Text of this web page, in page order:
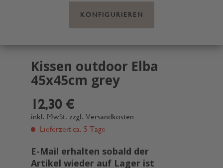
Dieser Artikel steht derzeit nicht
Kissen outdoor Elba
45x45cm grey
12,30 €
inkl. MwSt. zzgl. Versandkosten
Lieferzeit ca. 5 Tage
E-Mail erhalten sobald der
Artikel wieder auf Lager ist
KONFIGURIEREN